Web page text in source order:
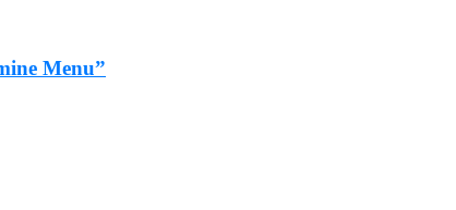
Menu”